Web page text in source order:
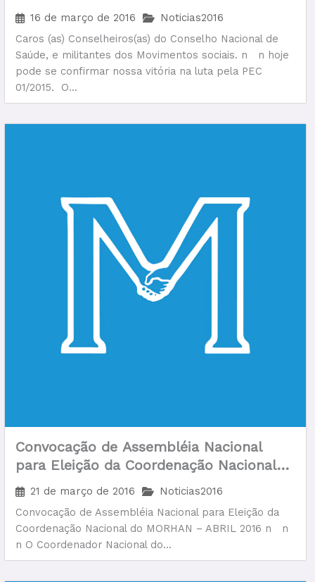
recursos para a saúde
16 de março de 2016
Noticias2016
Caros (as) Conselheiros(as) do Conselho Nacional de
Saúde, e militantes dos Movimentos sociais. n n hoje
pode se confirmar nossa vitória na luta pela PEC
01/2015. O...
Convocação de Assembléia Nacional
para Eleição da Coordenação Nacional
do MORHAN – ABRIL 2016
21 de março de 2016
Noticias2016
Convocação de Assembléia Nacional para Eleição da
Coordenação Nacional do MORHAN – ABRIL 2016 n n
n O Coordenador Nacional do...